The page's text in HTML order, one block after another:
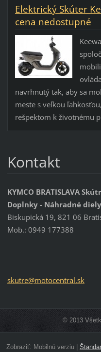
Elektrický Skúter
cena nedostupné
navrhnutý tak, aby sa
meste s veľkou
rešpektom k životnému
Kontakt
KYMCO BRATISLAVA
Doplnky - Náhradné
Biskupická 19, 821 06
Mob.: 0949 177388
skutre@motocentral.sk
© 2013
Zobraziť: Mobilnú verziu|